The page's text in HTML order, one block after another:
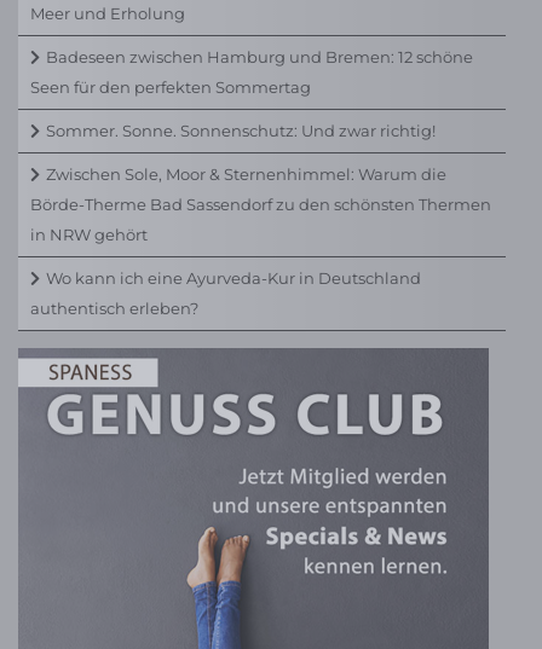
Meer und Erholung
Badeseen zwischen Hamburg und Bremen: 12 schöne
Seen für den perfekten Sommertag
Sommer. Sonne. Sonnenschutz: Und zwar richtig!
Zwischen Sole, Moor & Sternenhimmel: Warum die
Börde-Therme Bad Sassendorf zu den schönsten Thermen
in NRW gehört
Wo kann ich eine Ayurveda-Kur in Deutschland
authentisch erleben?